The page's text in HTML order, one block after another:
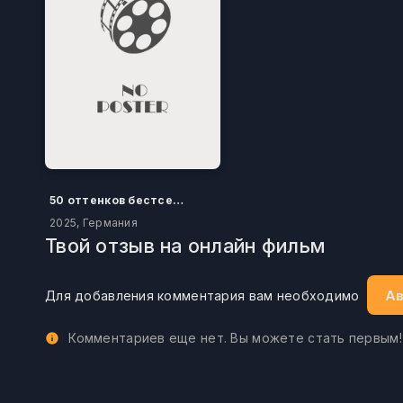
50 оттенков бестселлера
2025, Германия
Твой отзыв на онлайн фильм
Для добавления комментария вам необходимо
Комментариев еще нет. Вы можете стать первым!